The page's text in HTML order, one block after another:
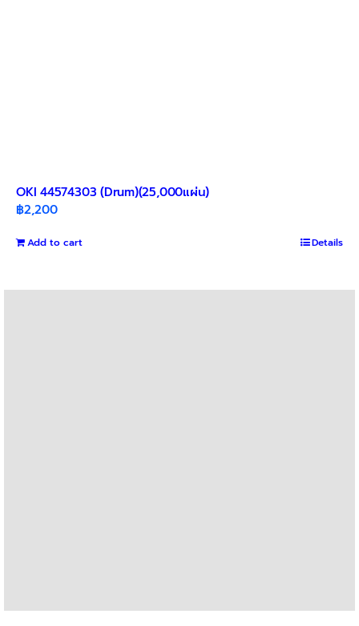
OKI 44574303 (Drum)(25,000แผ่น)
฿2,200
Add to cart Details